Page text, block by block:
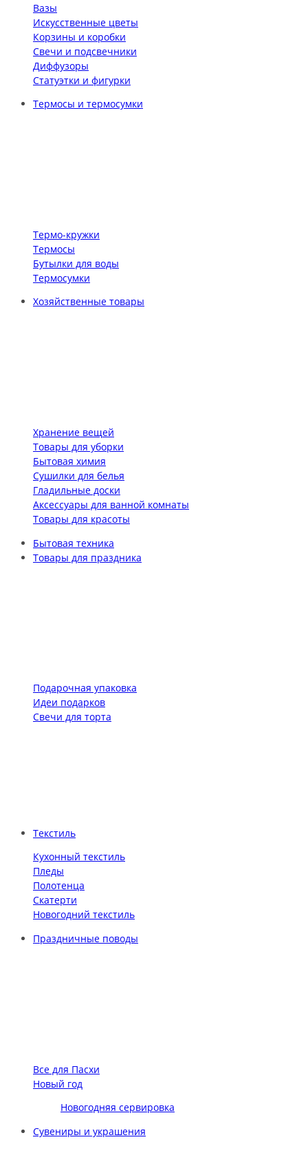
Вазы
Искусственные цветы
Корзины и коробки
Свечи и подсвечники
Диффузоры
Статуэтки и фигурки
Термосы и термосумки
Термо-кружки
Термосы
Бутылки для воды
Термосумки
Хозяйственные товары
Хранение вещей
Товары для уборки
Бытовая химия
Сушилки для белья
Гладильные доски
Аксессуары для ванной комнаты
Товары для красоты
Бытовая техника
Товары для праздника
Подарочная упаковка
Идеи подарков
Свечи для торта
Текстиль
Кухонный текстиль
Пледы
Полотенца
Скатерти
Новогодний текстиль
Праздничные поводы
Все для Пасхи
Новый год
Новогодняя сервировка
Сувениры и украшения